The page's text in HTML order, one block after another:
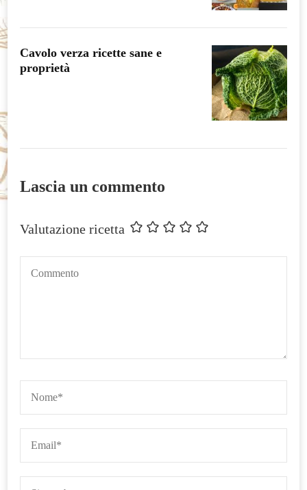
Cavolo verza ricette sane e
proprietà
Lascia un commento
Valutazione ricetta